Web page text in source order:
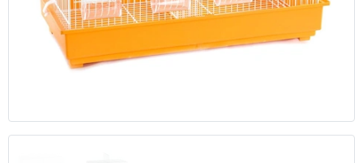
Anterior